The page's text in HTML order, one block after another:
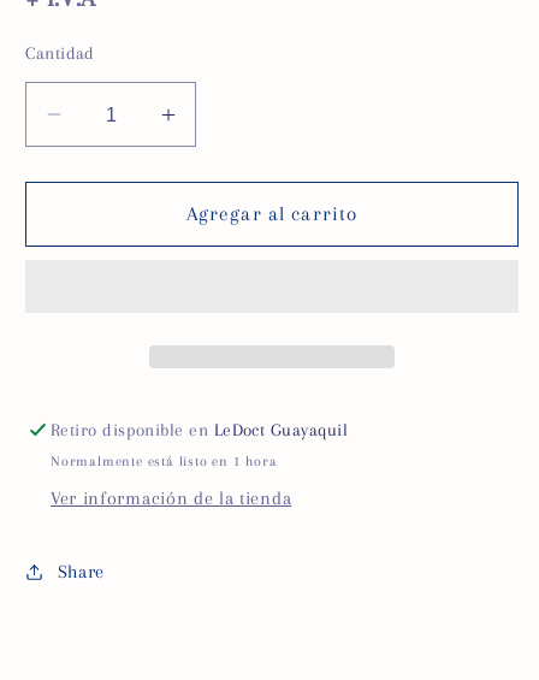
Cantidad
Reducir
cantidad
para
DE
Aumentar
cantidad
para
BOLSA
DE
Agregar al carrito
Retiro disponible en LeDoct Guayaquil
Normalmente está listo en 1 hora
Ver información de la tienda
Share